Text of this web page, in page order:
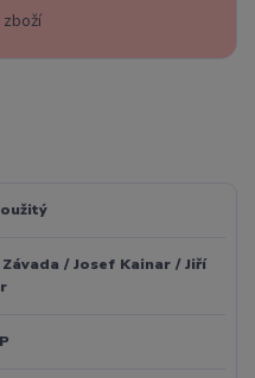
/ Josef Kainar / Jiří